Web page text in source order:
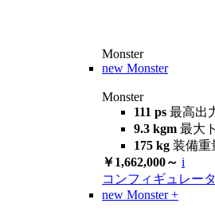
Monster
new Monster
Monster
111 ps 最高出
9.3 kgm 最大
175 kg 装備重
￥1,662,000～ i
コンフィギュレー
new Monster +